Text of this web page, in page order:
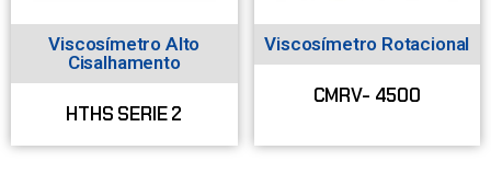
Viscosímetro Alto
Cisalhamento
HTHS SERIE 2
Viscosímetro Rotacional
CMRV- 4500